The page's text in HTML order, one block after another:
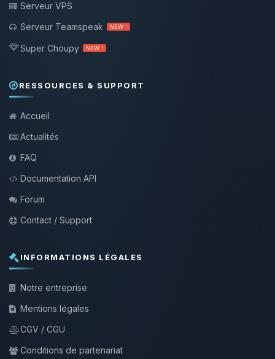
Serveur VPS
Serveur Teamspeak
NEW !
Super Choupy NEW !
RESSOURCES & SUPPORT
Accueil
Actualités
FAQ
Documentation API
Forum
Contact / Support
INFORMATIONS LÉGALES
Notre entreprise
Mentions légales
CGV / CGU
Conditions de partenariat